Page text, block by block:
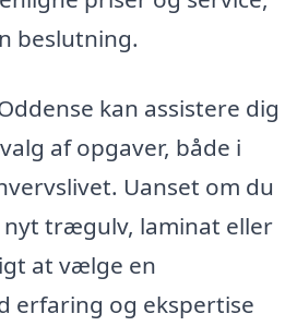
beslutning.
kan assistere dig
af opgaver, både i
Uanset om du
trægulv, laminat eller
at vælge en
erfaring og ekspertise